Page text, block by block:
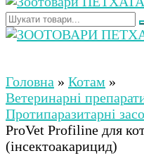
Зоотовари ПЕТХАТА
Зоомагазин для собак
аксесуари та догляд
Зоомагазин для собак
аксесуари та догляд
Україні
Головна » Котам »
Ветеринарні
Протипаразитарні
ProVet Profiline для
(інсектоакарицид)